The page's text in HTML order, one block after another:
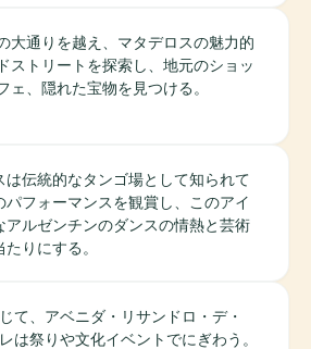
大通りを越え、マタデロスの魅力的
ストリートを探索し、地元のショッ
ェ、隠れた宝物を見つける。
は伝統的なタンゴ場として知られて
パフォーマンスを観賞し、このアイ
アルゼンチンのダンスの情熱と芸術
りにする。
て、アベニダ・リサンドロ・デ・
は祭りや文化イベントでにぎわう。